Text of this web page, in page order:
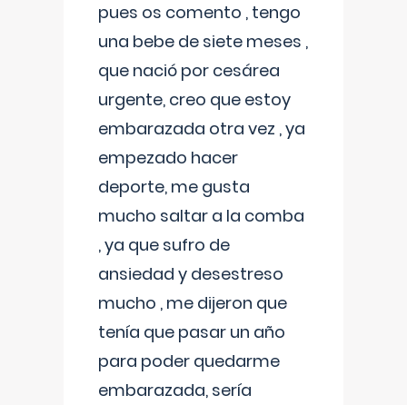
pues os comento , tengo
una bebe de siete meses ,
que nació por cesárea
urgente, creo que estoy
embarazada otra vez , ya
empezado hacer
deporte, me gusta
mucho saltar a la comba
, ya que sufro de
ansiedad y desestreso
mucho , me dijeron que
tenía que pasar un año
para poder quedarme
embarazada, sería